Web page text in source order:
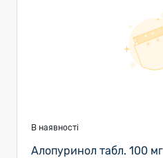
В наявності
Алопуринол табл. 100